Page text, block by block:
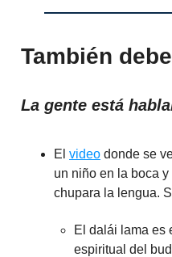
También
La gente está
El video donde se
un niño en la boca
chupara la lengua.
El dalái lama es
espiritual del